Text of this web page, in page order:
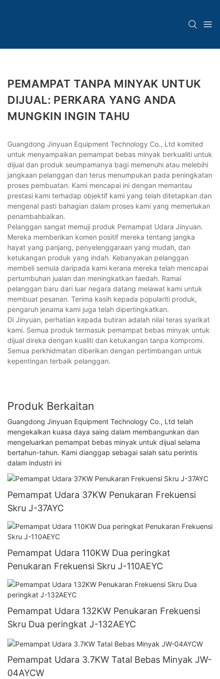
PEMAMPAT TANPA MINYAK UNTUK
DIJUAL: PERKARA YANG ANDA
MUNGKIN INGIN TAHU
Guangdong Jinyuan Equipment Technology Co., Ltd komited
untuk menyampaikan pemampat bebas minyak berkualiti untuk
dijual dan produk seumpamanya bagi memenuhi atau melebihi
jangkaan pelanggan dan terus menumpukan pada peningkatan
proses pembuatan. Kami mencapai ini dengan memantau
prestasi kami terhadap objektif kami yang telah ditetapkan dan
mengenal pasti bahagian dalam proses kami yang memerlukan
penambahbaikan.
Pelanggan sangat memuji produk Pemampat Udara Jinyuan.
Mereka memberikan komen positif mereka tentang jangka
hayat yang panjang, penyelenggaraan yang mudah, dan
ketukangan produk yang indah. Kebanyakan pelanggan
membeli semula daripada kami kerana mereka telah mencapai
pertumbuhan jualan dan meningkatkan faedah. Ramai
pelanggan baru dari luar negara datang melawat kami untuk
membuat pesanan. Terima kasih kepada populariti produk,
pengaruh jenama kami juga telah dipertingkatkan.
Di Jinyuan, perhatian kepada butiran adalah nilai teras syarikat
kami. Semua produk termasuk pemampat bebas minyak untuk
dijual direka dengan kualiti dan ketukangan tanpa kompromi.
Semua perkhidmatan diberikan dengan pertimbangan untuk
kepentingan terbaik pelanggan.
Produk Berkaitan
Guangdong Jinyuan Equipment Technology Co., Ltd telah
mengekalkan kuasa daya saing dalam membangunkan dan
mengeluarkan pemampat bebas minyak untuk dijual selama
bertahun-tahun. Kami dianggap sebagai salah satu perintis
dalam industri ini
Pemampat Udara 37KW Penukaran Frekuensi
Skru J-37AYC
Pemampat Udara 110KW Dua peringkat
Penukaran Frekuensi Skru J-110AEYC
Pemampat Udara 132KW Penukaran Frekuensi
Skru Dua peringkat J-132AEYC
Pemampat Udara 3.7KW Tatal Bebas Minyak JW-
04AYCW